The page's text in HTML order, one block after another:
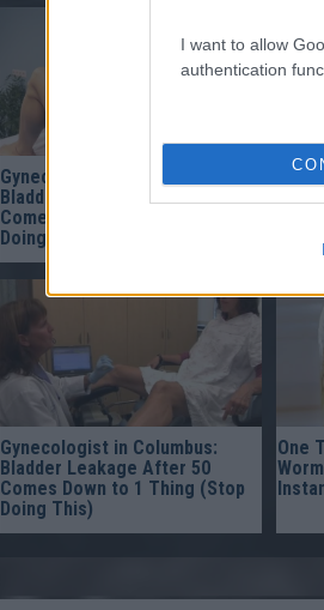
I want to allow
authentication
Gynecologist in Columbus:
Bladder Leakage After 50
Comes Down to 1 Thing (Stop
Doing This)
Gynecologist in Columbus:
Bladder Leakage After 50
Comes Down to 1 Thing (Stop
Doing This)
One